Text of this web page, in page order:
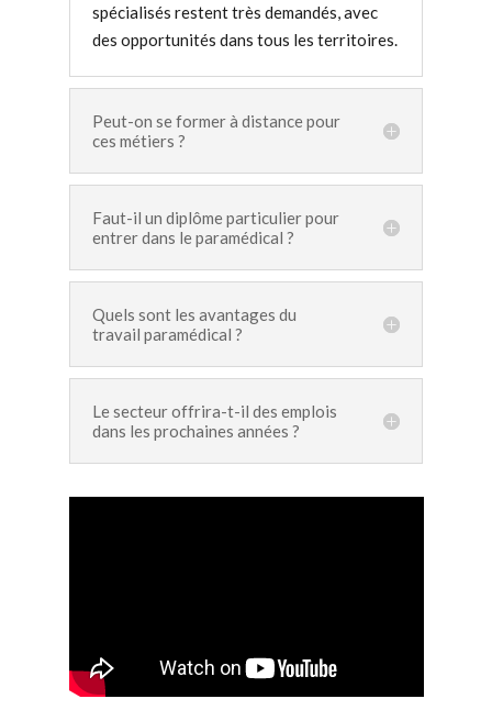
spécialisés restent très demandés, avec
des opportunités dans tous les territoires.
Peut-on se former à distance pour
ces métiers ?
Faut-il un diplôme particulier pour
entrer dans le paramédical ?
Quels sont les avantages du
travail paramédical ?
Le secteur offrira-t-il des emplois
dans les prochaines années ?